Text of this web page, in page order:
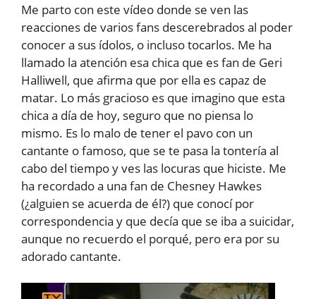
Me parto con este vídeo donde se ven las
reacciones de varios fans descerebrados al poder
conocer a sus ídolos, o incluso tocarlos. Me ha
llamado la atención esa chica que es fan de Geri
Halliwell, que afirma que por ella es capaz de
matar. Lo más gracioso es que imagino que esta
chica a día de hoy, seguro que no piensa lo
mismo. Es lo malo de tener el pavo con un
cantante o famoso, que se te pasa la tontería al
cabo del tiempo y ves las locuras que hiciste. Me
ha recordado a una fan de Chesney Hawkes
(¿alguien se acuerda de él?) que conocí por
correspondencia y que decía que se iba a suicidar,
aunque no recuerdo el porqué, pero era por su
adorado cantante.